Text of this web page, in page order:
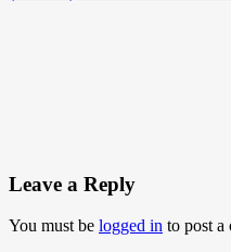
Leave a Reply
You must be logged in to post a